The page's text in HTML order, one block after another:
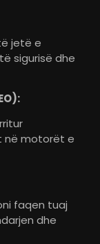
jetë e
sigurisë dhe
në motorët e
faqen tuaj
dhe